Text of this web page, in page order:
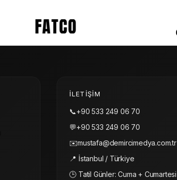
İLETIŞIM
📞+90 533 249 06 70
💬+90 533 249 06 70
✉️mustafa@demircimedya.com.tr
📍 İstanbul / Türkiye
🕒 Tatil Günler: Cuma + Cumartesi